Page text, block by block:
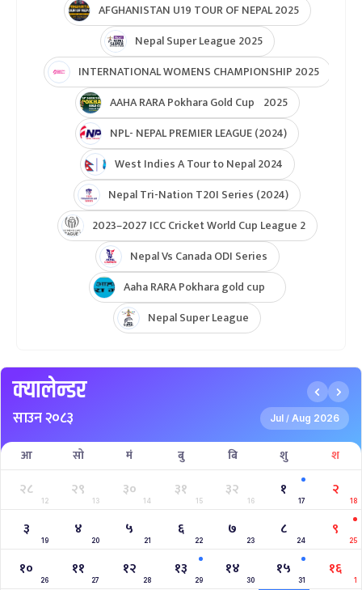
AFGHANISTAN U19 TOUR OF NEPAL 2025
Nepal Super League 2025
INTERNATIONAL WOMENS CHAMPIONSHIP 2025
AAHA RARA Pokhara Gold Cup 2025
NPL- NEPAL PREMIER LEAGUE (2024)
West Indies A Tour to Nepal 2024
Nepal Tri-Nation T20I Series (2024)
2023–2027 ICC Cricket World Cup League 2
Nepal Vs Canada ODI Series
Aaha RARA Pokhara gold cup
Nepal Super League
क्यालेन्डर
साउन २०८३ Jul / Aug 2026
आ सो मं बु बि शु श
२८
12
२९
13
३०
14
३१
15
३२
16
१
17
२
18
३
19
४
20
५
21
६
22
७
23
८
24
९
25
१०
26
११
27
१२
28
१३
29
१४
30
१५
31
१६
1